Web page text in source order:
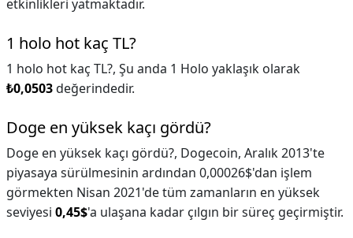
etkinlikleri yatmaktadır.
1 holo hot kaç TL?
1 holo hot kaç TL?, Şu anda 1 Holo yaklaşık olarak
₺0,0503değerindedir.
Doge en yüksek kaçı gördü?
Doge en yüksek kaçı gördü?, Dogecoin, Aralık 2013'te
piyasaya sürülmesinin ardından 0,00026$'dan işlem
görmekten Nisan 2021'de tüm zamanların en yüksek
seviyesi 0,45$'a ulaşana kadar çılgın bir süreç geçirmiştir.